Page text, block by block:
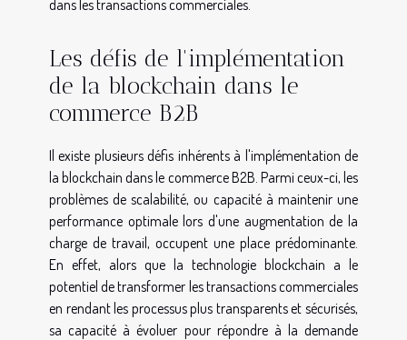
dans les transactions commerciales.
Les défis de l'implémentation
de la blockchain dans le
commerce B2B
Il existe plusieurs défis inhérents à l'implémentation de
la blockchain dans le commerce B2B. Parmi ceux-ci, les
problèmes de scalabilité, ou capacité à maintenir une
performance optimale lors d'une augmentation de la
charge de travail, occupent une place prédominante.
En effet, alors que la technologie blockchain a le
potentiel de transformer les transactions commerciales
en rendant les processus plus transparents et sécurisés,
sa capacité à évoluer pour répondre à la demande